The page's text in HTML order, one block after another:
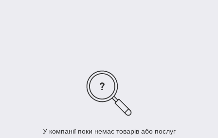
У компанії поки немає товарів або послуг